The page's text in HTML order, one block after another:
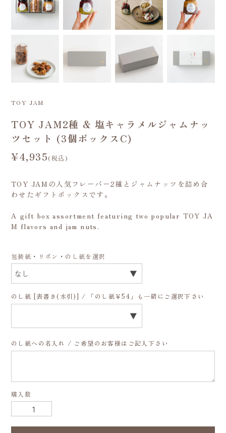
TOY JAM
TOY JAM2種 & 塩キャラメルジャムナッ
ツセット (3個ボックスC)
¥4,935(税込)
TOY JAMの人気フレーバー2種とジャムナッツを詰め合
わせたギフトボックスです。
A gift box assortment featuring two popular TOY JA
M flavors and jam nuts.
包装紙・リボン・のし紙を選択
のし紙 [表書き(水引)] / 「のし紙￥54」も一緒にご選択下さい
のし紙への名入れ / ご希望のお客様はご記入下さい
購入数